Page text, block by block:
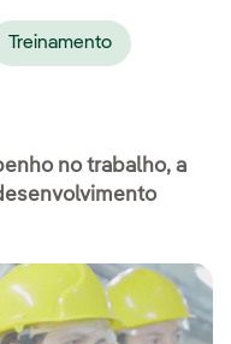
Treinamento
no trabalho, a